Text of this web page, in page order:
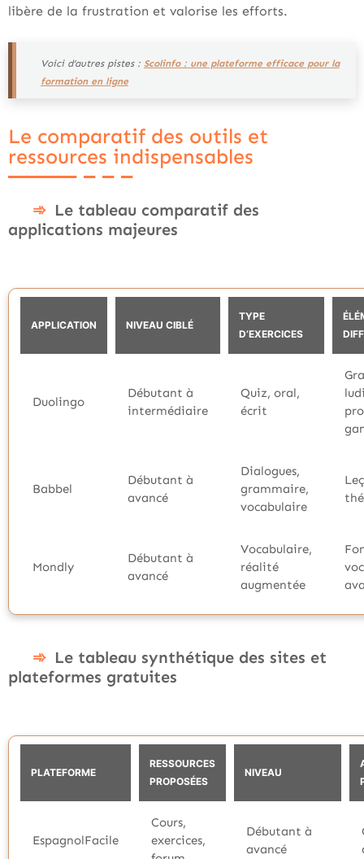
libère de la frustration et valorise les efforts.
Voici d’autres pistes : Scolinfo : une plateforme efficace pour la
formation en ligne
Le comparatif des outils et
ressources indispensables
Le tableau comparatif des
applications majeures
APPLICATION NIVEAU CIBLÉ
TYPE
D’EXERCICES
Duolingo
Débutant à
intermédiaire
Quiz, oral,
écrit
Babbel
Débutant à
avancé
Dialogues,
grammaire,
vocabulaire
Mondly
Débutant à
avancé
Vocabulaire,
réalité
augmentée
Le tableau synthétique des sites et
plateformes gratuites
PLATEFORME
RESSOURCES
PROPOSÉES
NIVEAU
EspagnolFacile
Cours,
exercices,
Débutant à
avancé